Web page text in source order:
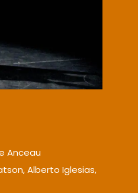
Anceau
Alberto Iglesias,